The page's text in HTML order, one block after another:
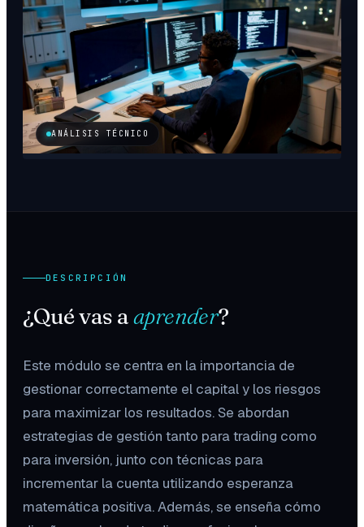
ANÁLISIS TÉCNICO
DESCRIPCIÓN
¿Qué vas aaprender?
Este módulo se centra en la importancia de
gestionar correctamente el capital y los riesgos
para maximizar los resultados. Se abordan
estrategias de gestión tanto para trading como
para inversión, junto con técnicas para
incrementar la cuenta utilizando esperanza
matemática positiva. Además, se enseña cómo